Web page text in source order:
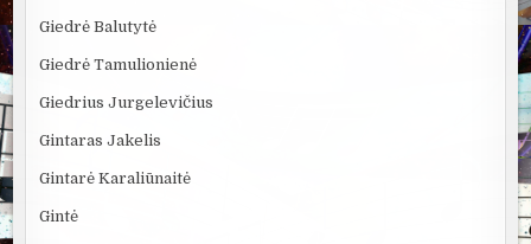
Giedrė Balutytė
Giedrė Tamulionienė
Giedrius Jurgelevičius
Gintaras Jakelis
Gintarė Karaliūnaitė
Gintė